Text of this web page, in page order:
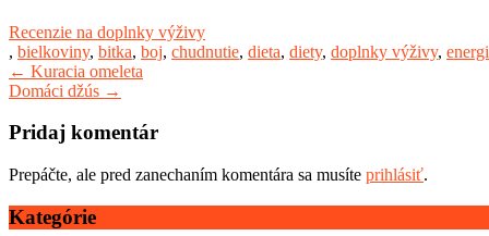
Recenzie na doplnky výživy
, bielkoviny, bitka, boj, chudnutie, dieta, diety, doplnky výživy,
Post
navigation
← Kuracia omeleta
Domáci džús →
Pridaj komentár
Prepáčte, ale pred zanechaním komentára sa musíte prihlásiť.
Kategórie